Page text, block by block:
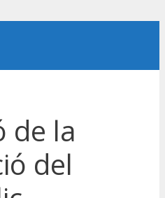
de la
del